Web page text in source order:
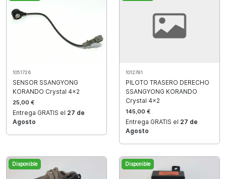
1051726
SENSOR SSANGYONG
KORANDO Crystal 4x2
25,00 €
Entrega GRATIS el 27 de
Agosto
1012781
PILOTO TRASERO DERECHO
SSANGYONG KORANDO
Crystal 4x2
145,00 €
Entrega GRATIS el 27 de
Agosto
Disponible Disponible